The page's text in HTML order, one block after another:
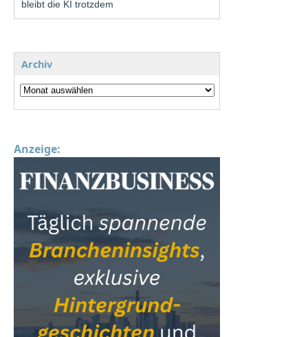
bleibt die KI trotzdem
Archiv
Anzeige: